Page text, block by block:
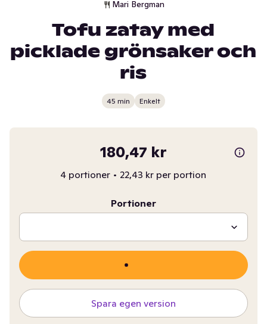
Mari Bergman
Tofu zatay med
picklade grönsaker och
ris
45 min Enkelt
180,47 kr
4 portioner • 22,43 kr per portion
Portioner
Spara egen version